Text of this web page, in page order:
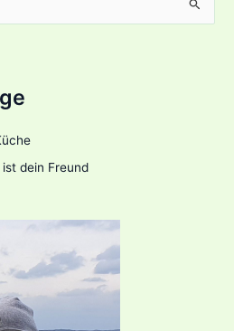
dein Freund